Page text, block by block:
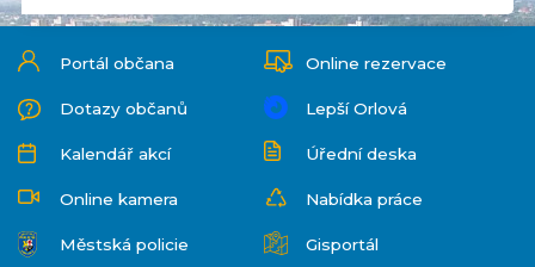
Portál občana Online rezervace
Dotazy občanů Lepší Orlová
Kalendář akcí Úřední deska
Online kamera Nabídka práce
Městská policie Gisportál